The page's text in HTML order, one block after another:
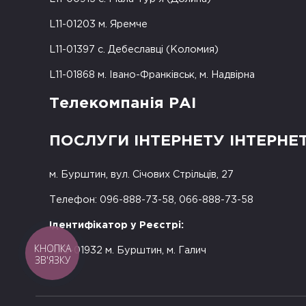
L11-01203 м. Яремче
L11-01397 с. Дебеславці (Коломия)
L11-01868 м. Івано-Франківськ, м. Надвірна
Телекомпанія РАІ
ПОСЛУГИ ІНТЕРНЕТУ
м. Бурштин, вул. Січових Стрільців, 27
Телефон: 096-888-73-58, 066-888-73-58
Ідентифікатор у Реєстрі:
R50-01932 м. Бурштин, м. Галич
КНОПКА
ЗВ'ЯЗКУ